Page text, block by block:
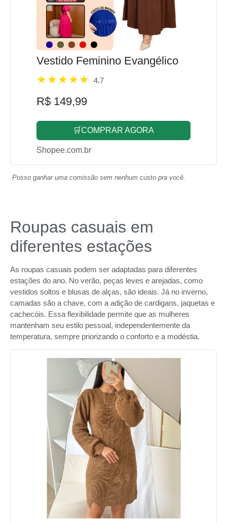
Vestido Feminino Evangélico
4.7
R$ 149,99
🛒COMPRAR AGORA
Shopee.com.br
Posso ganhar uma comissão sem nenhum custo pra você.
Roupas casuais em
diferentes estações
As roupas casuais podem ser adaptadas para diferentes
estações do ano. No verão, peças leves e arejadas, como
vestidos soltos e blusas de alças, são ideais. Já no inverno,
camadas são a chave, com a adição de cardigans, jaquetas e
cachecóis. Essa flexibilidade permite que as mulheres
mantenham seu estilo pessoal, independentemente da
temperatura, sempre priorizando o conforto e a modéstia.